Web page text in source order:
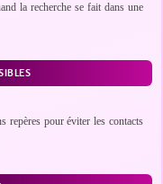
la recherche se fait dans une
repères pour éviter les contacts